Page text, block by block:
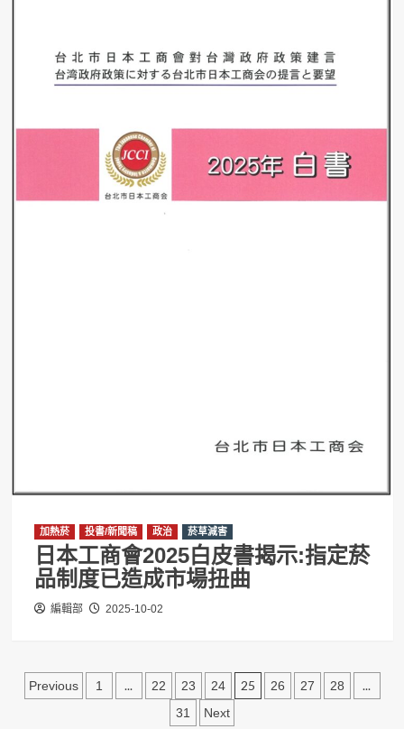
加熱菸 投書/新聞稿 政治 菸草減害
日本工商會2025白皮書揭示:指定菸
品制度已造成市場扭曲
編輯部 2025-10-02
文Previous 1 ... 22 23 24 25 26 27 28 ...
31 Next